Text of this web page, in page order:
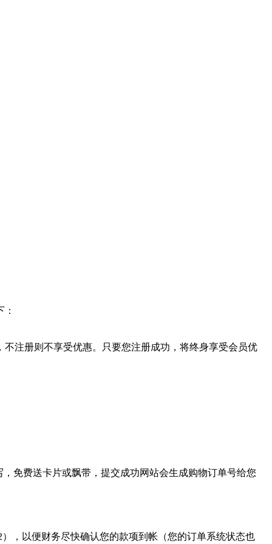
注册则不享受优惠。只要您注册成功，将终身享受会员优
免费送卡片或飘带，提交成功网站会生成购物订单号给您
），以便财务尽快确认您的款项到帐（您的订单系统状态也